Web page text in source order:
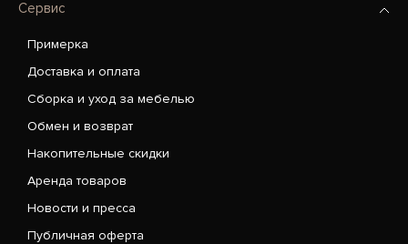
Сервис
Примерка
Доставка и оплата
Сборка и уход за мебелью
Обмен и возврат
Накопительные скидки
Аренда товаров
Новости и пресса
Публичная оферта